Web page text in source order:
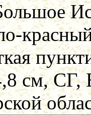
см, СГ,